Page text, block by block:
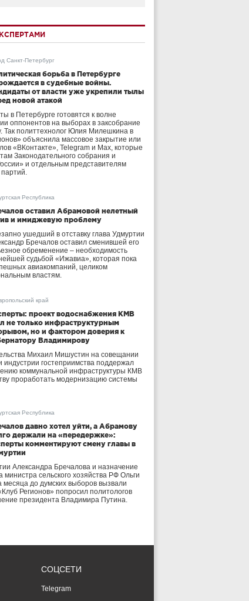
Санкт-Петербург
борьба в Петербурге
в судебные войны.
от власти уже укрепили тылы
новой атакой
в Петербурге готовятся к волне
оппонентов на выборах в заксобрание
Так политтехнолог Юлия Милешкина в
объяснила массовое закрытие или
«ВКонтакте», Telegram и Max, которые
Законодательного собрания и
и отдельным представителям
партий.
Республика
оставил Абрамовой нелетный
и имиджевую проблему
ушедший в отставку глава Удмуртии
Бречалов оставил сменившей его
обременение – необходимость
судьбой «Ижавиа», которая пока
авиакомпаний, целиком
властям.
край
проект водоснабжения КМВ
не только инфраструктурным
но и фактором доверия к
Владимирову
Михаил Мишустин на совещании
индустрии гостеприимства поддержал
коммунальной инфраструктуры КМВ
проработать модернизацию системы
Республика
давно хотел уйти, а Абрамову
держали на «передержке»:
комментируют смену главы в
Александра Бречалова и назначение
министра сельского хозяйства РФ Ольги
до думских выборов вызвали
Регионов» попросил политологов
президента Владимира Путина.
СОЦСЕТИ
Telegram